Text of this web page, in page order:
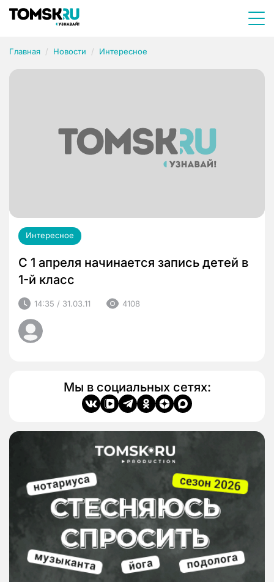
Главная Новости Интересное
Интересное
С 1 апреля начинается запись детей в
1-й класс
14:35 / 31.03.11 4108
Мы в социальных сетях: